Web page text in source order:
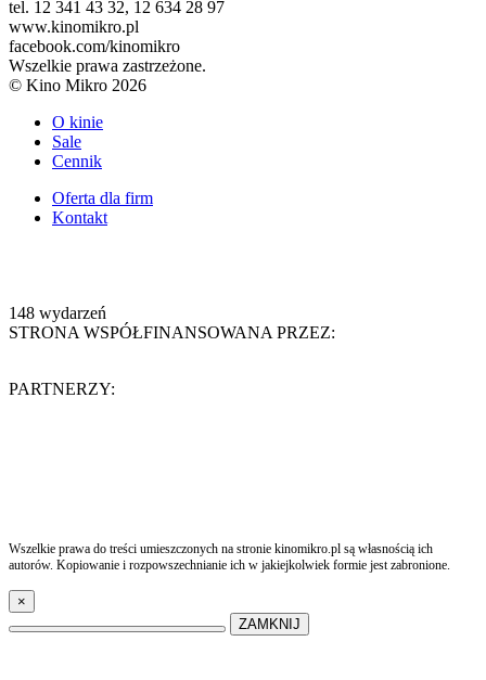
tel. 12 341 43 32, 12 634 28 97
www.kinomikro.pl
facebook.com/kinomikro
Wszelkie prawa zastrzeżone.
© Kino Mikro 2026
O kinie
Sale
Cennik
Oferta dla firm
Kontakt
148 wydarzeń
STRONA WSPÓŁFINANSOWANA PRZEZ:
PARTNERZY:
Wszelkie prawa do treści umieszczonych na stronie kinomikro.pl są własnością ich
autorów. Kopiowanie i rozpowszechnianie ich w jakiejkolwiek formie jest zabronione.
×
ZAMKNIJ